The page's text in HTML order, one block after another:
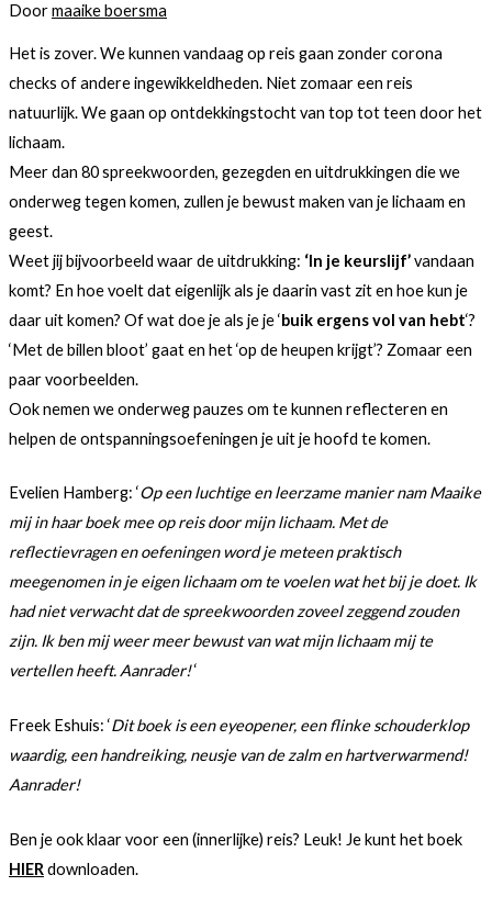
Doormaaike boersma
Het is zover. We kunnen vandaag op reis gaan zonder corona
checks of andere ingewikkeldheden. Niet zomaar een reis
natuurlijk. We gaan op ontdekkingstocht van top tot teen door het
lichaam.
Meer dan 80 spreekwoorden, gezegden en uitdrukkingen die we
onderweg tegen komen, zullen je bewust maken van je lichaam en
geest.
Weet jij bijvoorbeeld waar de uitdrukking: ‘In je keurslijf’vandaan
komt? En hoe voelt dat eigenlijk als je daarin vast zit en hoe kun je
daar uit komen? Of wat doe je als je je ‘buik ergens vol van hebt‘?
‘Met de billen bloot’ gaat en het ‘op de heupen krijgt’? Zomaar een
paar voorbeelden.
Ook nemen we onderweg pauzes om te kunnen reflecteren en
helpen de ontspanningsoefeningen je uit je hoofd te komen.
Evelien Hamberg: ‘Op een luchtige en leerzame manier nam Maaike
mij in haar boek mee op reis door mijn lichaam. Met de
reflectievragen en oefeningen word je meteen praktisch
meegenomen in je eigen lichaam om te voelen wat het bij je doet. Ik
had niet verwacht dat de spreekwoorden zoveel zeggend zouden
zijn. Ik ben mij weer meer bewust van wat mijn lichaam mij te
vertellen heeft. Aanrader!‘
Freek Eshuis: ‘Dit boek is een eyeopener, een flinke schouderklop
waardig, een handreiking, neusje van de zalm en hartverwarmend!
Aanrader!
Ben je ook klaar voor een (innerlijke) reis? Leuk! Je kunt het boek
HIERdownloaden.